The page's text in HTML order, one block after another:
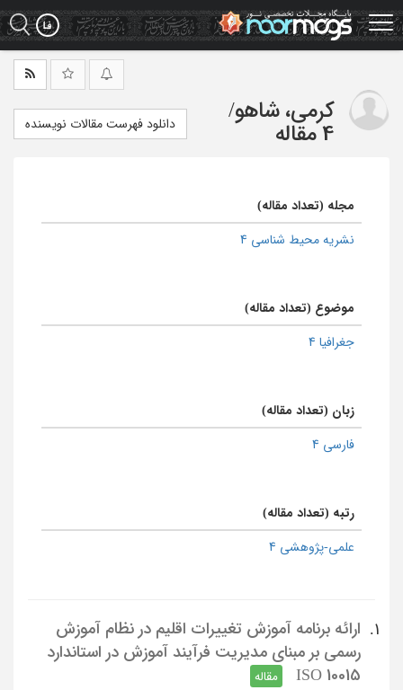
Skip
to
main
کرمی، شاهو/
4 مقاله
دانلود فهرست مقالات نویسنده
مجله (تعداد مقاله)
نشریه محیط شناسی 4
موضوع (تعداد مقاله)
جغرافیا 4
زبان (تعداد مقاله)
فارسی 4
رتبه (تعداد مقاله)
علمی-پژوهشی 4
1.
ارائه برنامه آموزش تغییرات اقلیم در نظام آموزش
رسمی بر مبنای مدیریت فرآیند آموزش در استاندارد
ISO 10015
مقاله